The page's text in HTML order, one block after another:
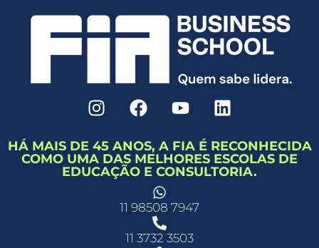
HÁ MAIS DE 45 ANOS, A FIA É RECONHECIDA
COMO UMA DAS MELHORES ESCOLAS DE
EDUCAÇÃO E CONSULTORIA.
11 98508 7947
11 3732 3503